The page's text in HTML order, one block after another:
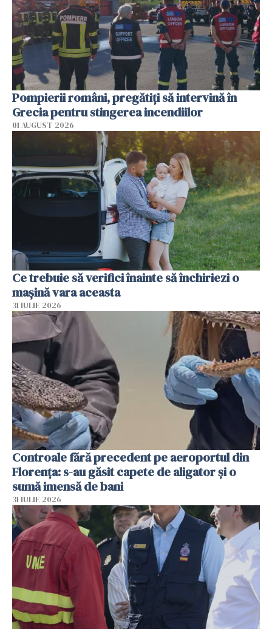
Pompierii români, pregătiţi să intervină în
Grecia pentru stingerea incendiilor
01 AUGUST 2026
Ce trebuie să verifici înainte să închiriezi o
mașină vara aceasta
31 IULIE 2026
Controale fără precedent pe aeroportul din
Florența: s-au găsit capete de aligator și o
sumă imensă de bani
31 IULIE 2026